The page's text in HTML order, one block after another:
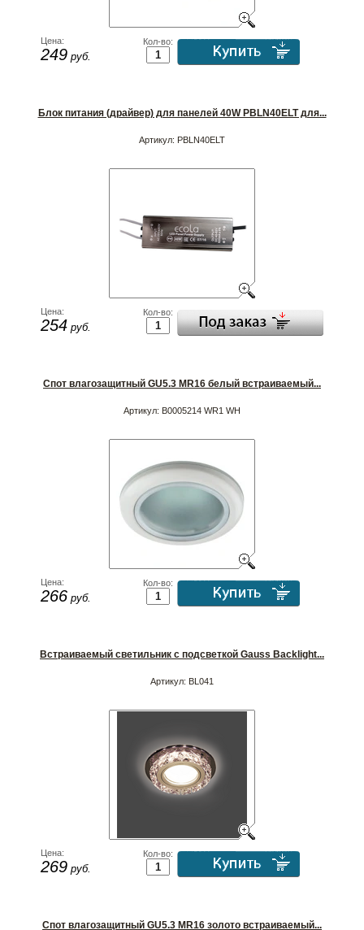
Цена:
249 руб.
Кол-во:
Блок питания (драйвер) для панелей 40W PBLN40ELT для...
Артикул: PBLN40ELT
Цена:
254 руб.
Кол-во:
Спот влагозащитный GU5.3 MR16 белый встраиваемый...
Артикул: B0005214 WR1 WH
Цена:
266 руб.
Кол-во:
Встраиваемый светильник с подсветкой Gauss Backlight...
Артикул: BL041
Цена:
269 руб.
Кол-во:
Спот влагозащитный GU5.3 MR16 золото встраиваемый...